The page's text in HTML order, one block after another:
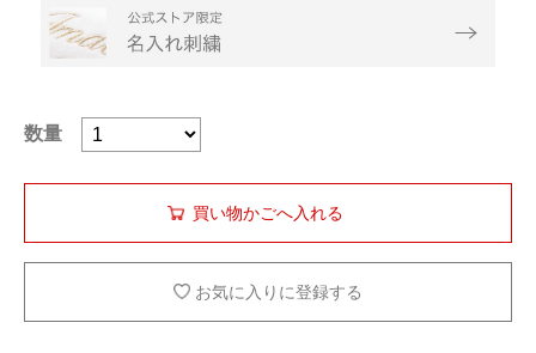
数量
お気に入りに登録する